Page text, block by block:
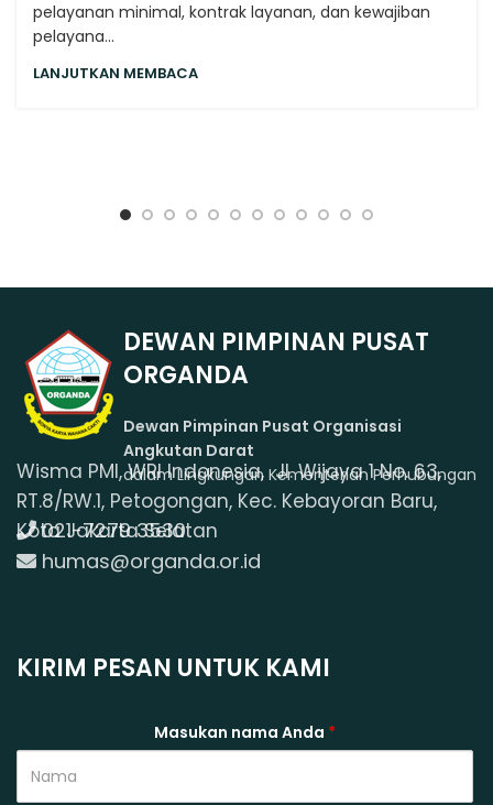
pelayanan minimal, kontrak layanan, dan kewajiban
pelayana...
LANJUTKAN MEMBACA
DEWAN PIMPINAN PUSAT
ORGANDA
Dewan Pimpinan Pusat Organisasi
Angkutan Darat
dalam Lingkungan Kementerian Perhubungan
Wisma PMI, WRI Indonesia, Jl. Wijaya 1 No. 63,
RT.8/RW.1, Petogongan, Kec. Kebayoran Baru,
Kota Jakarta Selatan
021-7279 3530
humas@organda.or.id
KIRIM PESAN UNTUK KAMI
Masukan nama Anda *